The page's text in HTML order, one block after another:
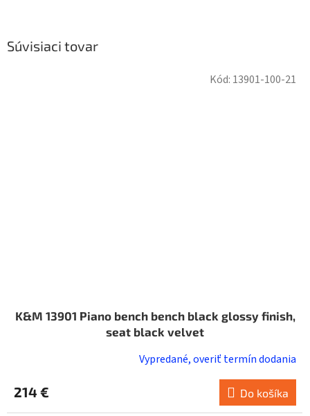
Súvisiaci tovar
K&M 13901 Piano bench bench black glossy finish,
seat black velvet
Vypredané, overiť termín dodania
214 € Do košíka
Kód: 13901-100-21